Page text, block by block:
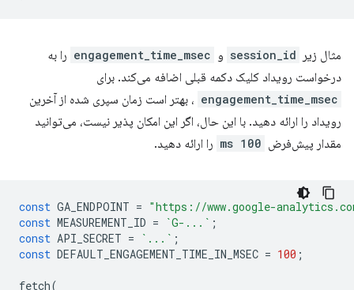
مثال زیر session_id و engagement_time_msec را به
درخواست رویداد کلیک دکمه قبلی اضافه می‌کند. برای
engagement_time_msec ، بهتر است زمان سپری شده از آخرین
رویداد را ارائه دهید. با این حال، اگر این امکان پذیر نیست، می‌توانید
مقدار پیش‌فرض 100 ms را ارائه دهید.
const GA_ENDPOINT = "https://www.google-
const MEASUREMENT_ID = `G-...` ;
const API_SECRET = `...` ;
const DEFAULT_ENGAGEMENT_TIME_IN_MSEC = 100 ;
fetch(